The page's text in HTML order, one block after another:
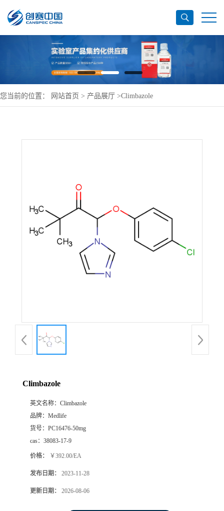
您当前的位置： 网站首页 > 产品展厅 >Climbazole
Climbazole
英文名称： Climbazole
品牌： Medlife
货号： PC16476-50mg
cas： 38083-17-9
价格： ￥392.00/EA
发布日期： 2023-11-28
更新日期： 2026-08-06